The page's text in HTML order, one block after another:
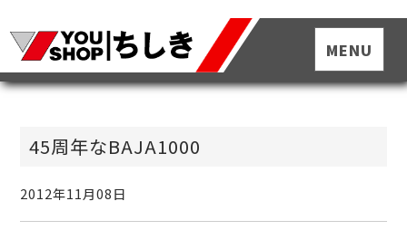
45周年なBAJA1000
2012年11月08日